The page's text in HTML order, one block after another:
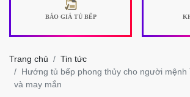
BÁO GIÁ TỦ BẾP
Trang chủ
Tin tức
Hướng tủ bếp phong thủy cho người mệnh
và may mắn